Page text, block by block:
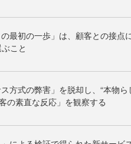
の最初の一歩」は、顧客との接点
こと
ス方式の弊害」を脱却し、“本物ら
の素直な反応」を観察する